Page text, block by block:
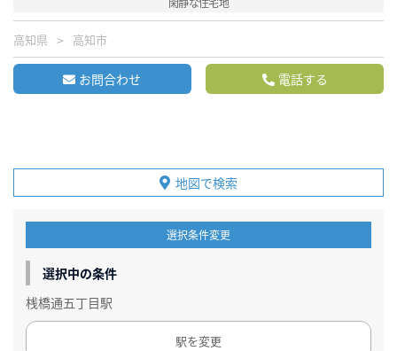
高知県 高知市
お問合わせ 電話する
地図で検索
選択条件変更
選択中の条件
桟橋通五丁目駅
駅を変更